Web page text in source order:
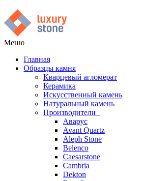
Меню
Главная
Образцы камня
Кварцевый агломерат
Керамика
Искусственный камень
Натуральный камень
Производители
Аварус
Avant Quartz
Aleph Stone
Belenco
Caesarstone
Cambria
Dekton